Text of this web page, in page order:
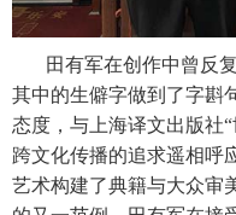
田有军在创作中曾反
其中的生僻字做到了字斟
态度，与上海译文出版社
跨文化传播的追求遥相呼
艺术构建了典籍与大众审